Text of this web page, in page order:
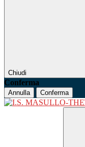
Chiudi
Conferma
Annulla Conferma